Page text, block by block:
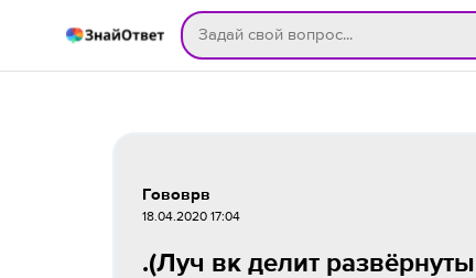
Гововрв
18.04.2020 17:04
.(Луч вк делит